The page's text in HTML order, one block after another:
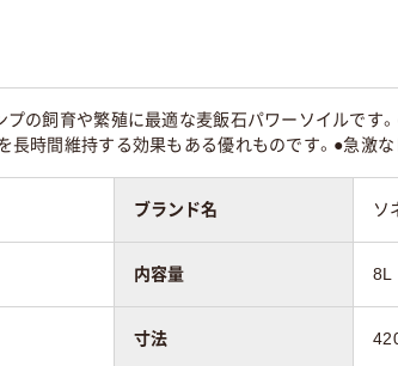
プの飼育や繁殖に最適な麦飯石パワーソイルです
時間維持する効果もある優れものです。●急激な
ブランド名 ソ
内容量 8L
寸法